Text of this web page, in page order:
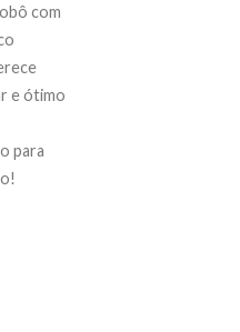
com
e ótimo
para